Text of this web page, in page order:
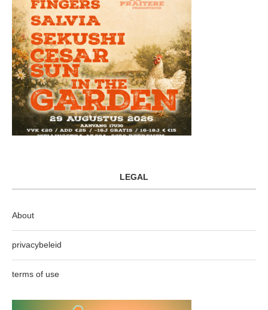
LEGAL
About
privacybeleid
terms of use